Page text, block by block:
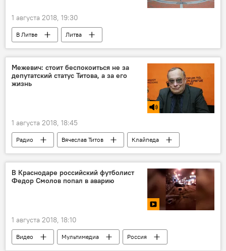
1 августа 2018, 19:30
В Литве
Литва
Виргиниюс Синкявичюс
Межевич: стоит беспокоиться не за
депутатский статус Титова, а за его
жизнь
1 августа 2018, 18:45
Радио Вячеслав Титов
Клайпеда
Литва
Адольфас Раманаускас-Ванагас
Скандал вокруг депутата Клайпеды Вячеслава Титова
В Краснодаре российский футболист
Федор Смолов попал в аварию
1 августа 2018, 18:10
Видео Мультимедиа
Россия